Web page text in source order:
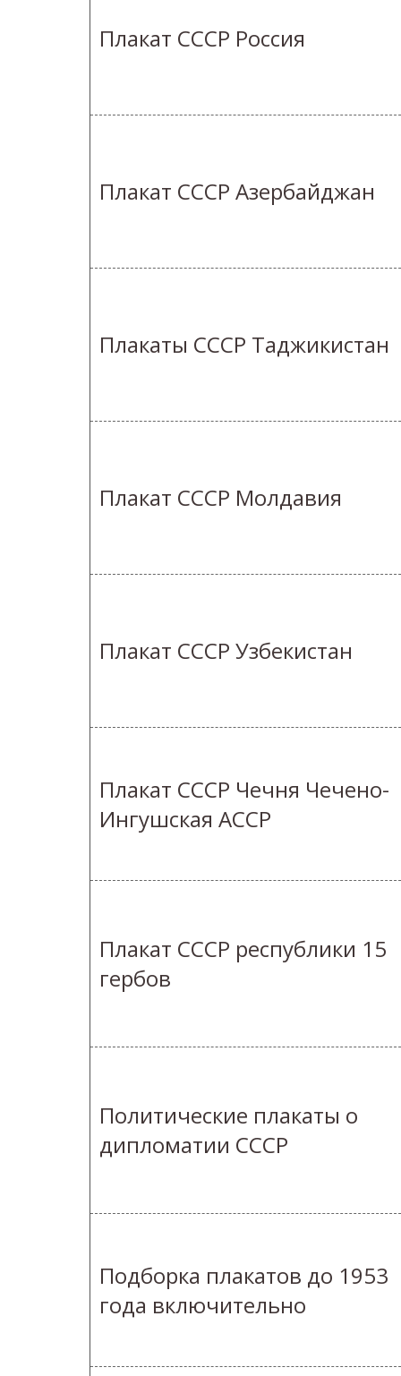
Плакат СССР Россия
Плакат СССР Азербайджан
Плакаты СССР Таджикистан
Плакат СССР Молдавия
Плакат СССР Узбекистан
Плакат СССР Чечня Чечено-
Ингушская АССР
Плакат СССР республики 15
гербов
Политические плакаты о
дипломатии СССР
Подборка плакатов до 1953
года включительно